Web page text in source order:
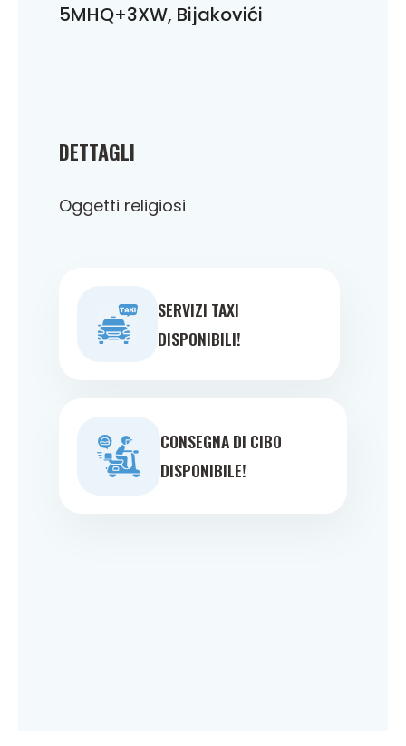
DETTAGLI
Oggetti religiosi
SERVIZI TAXI
DISPONIBILI!
CONSEGNA DI CIBO
DISPONIBILE!
5MHQ+3XW, Bijakovići